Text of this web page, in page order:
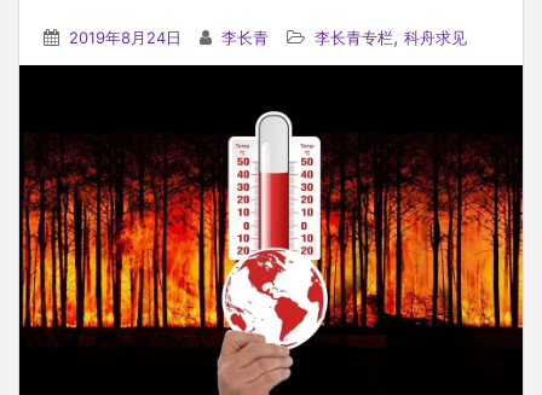
2019年8月24日 李长青 李长青专栏, 科舟求见